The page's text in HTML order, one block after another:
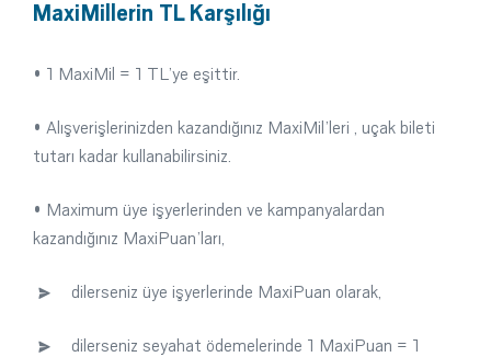
MaxiMillerin TL Karşılığı
• 1 MaxiMil = 1 TL’ye eşittir.
• Alışverişlerinizden kazandığınız MaxiMil’leri , uçak bileti
tutarı kadar kullanabilirsiniz.
• Maximum üye işyerlerinden ve kampanyalardan
kazandığınız MaxiPuan’ları,
dilerseniz üye işyerlerinde MaxiPuan olarak,
dilerseniz seyahat ödemelerinde 1 MaxiPuan = 1